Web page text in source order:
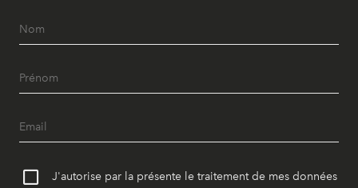
J'autorise par la présente le traitement de mes données